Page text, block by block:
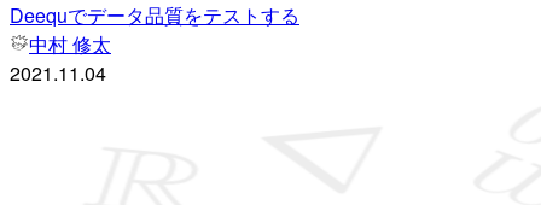
Deequでデータ品質をテストする
中村 修太
2021.11.04